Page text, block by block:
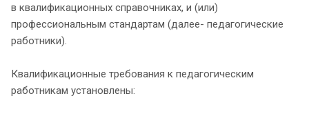
в квалификационных справочниках, и (или)
профессиональным стандартам (далее- педагогические
работники).
Квалификационные требования к педагогическим
работникам установлены: